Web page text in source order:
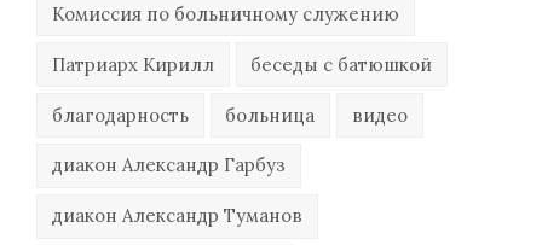
Комиссия по больничному служению
Патриарх Кирилл беседы с батюшкой
благодарность больница видео
диакон Александр Гарбуз
диакон Александр Туманов